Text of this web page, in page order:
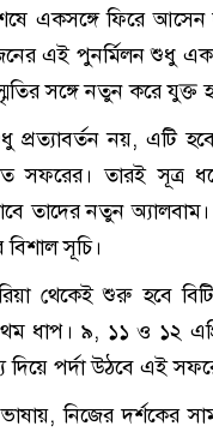
একসঙ্গে ফিরে
এই পুনর্মিলন শুধু
সঙ্গে নতুন করে যুক্ত
প্রত্যাবর্তন নয়, এটি
সফরের। তারই সূত্র
তাদের নতুন
সূচি।
থেকেই শুরু হবে
ধাপ। ৯, ১১ ও ১২
দিয়ে পর্দা উঠবে এই
নিজের দর্শকের